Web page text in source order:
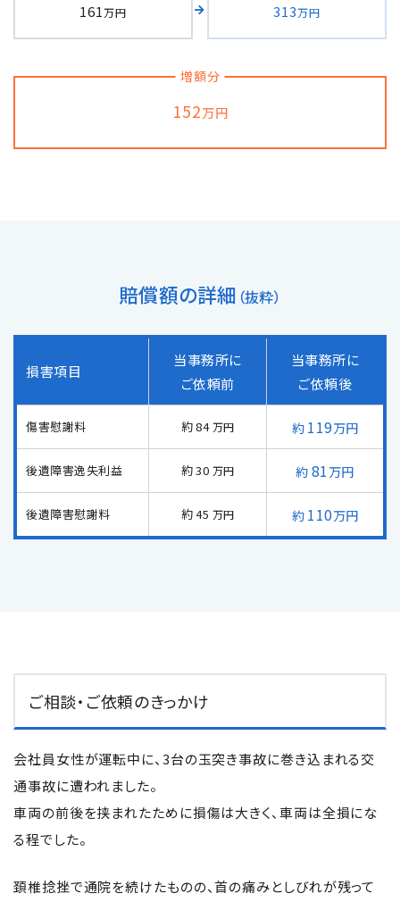
アクセス
メールで予約 LINEで予約
詳しくはこちら
161万円 313万円
増額分
152万円
賠償額の詳細 （抜粋）
損害項目
当事務所に
ご依頼前
当事務所に
ご依頼後
傷害慰謝料 84万円 119万円
後遺障害逸失利益 30 万円 81 万円
後遺障害慰謝料 45 万円 110万円
ご相談・ご依頼のきっかけ
会社員女性が運転中に、3台の玉突き事故に巻き込まれる交
通事故に遭われました。
車両の前後を挟まれたために損傷は大きく、車両は全損にな
る程でした。
頚椎捻挫で通院を続けたものの、首の痛みとしびれが残って